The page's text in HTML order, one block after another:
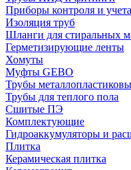
Приборы контроля и учета
Изоляция труб
Шланги для стиральных
Герметизирующие ленты
Хомуты
Муфты GEBO
Трубы
Трубы для теплого пола
Сшитые ПЭ
Комплектующие
Гидроаккумуляторы и
Плитка
Керамическая плитка